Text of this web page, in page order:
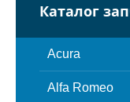
Каталог
Acura
Alfa Romeo